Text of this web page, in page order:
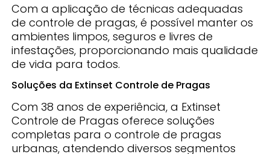
Com a aplicação de técnicas adequadas
de controle de pragas, é possível manter os
ambientes limpos, seguros e livres de
infestações, proporcionando mais qualidade
de vida para todos.
Soluções da Extinset Controle de Pragas
Com 38 anos de experiência, a Extinset
Controle de Pragas oferece soluções
completas para o controle de pragas
urbanas, atendendo diversos segmentos